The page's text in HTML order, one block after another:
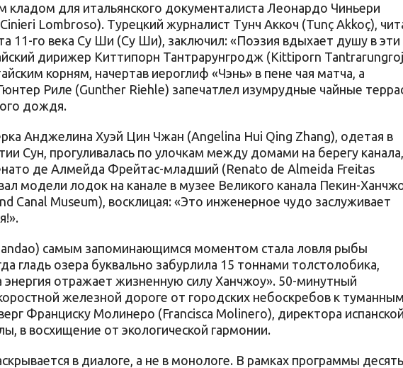
кладом для итальянского документалиста Леонардо Чиньери
Lombroso). Турецкий журналист Тунч Аккоч (Tunç Akkoç),
11-го века Су Ши (Су Ши), заключил: «Поэзия вдыхает душу в эти
дирижер Киттипорн Тантрарунгродж (Kittiporn
корням, начертав иероглиф «Чэнь» в пене чая матча, а
Риле (Gunther Riehle) запечатлел изумрудные чайные
дождя.
Анджелина Хуэй Цин Чжан (Angelina Hui Qing Zhang), одетая в
Сун, прогуливалась по улочкам между домами на берегу канала,
де Алмейда Фрейтас-младший (Renato de Almeida Freitas
модели лодок на канале в музее Великого канала Пекин-
Canal Museum), восклицая: «Это инженерное чудо заслуживает
самым запоминающимся моментом стала ловля рыбы
гладь озера буквально забурлила 15 тоннами толстолобика,
энергия отражает жизненную силу Ханчжоу». 50-минутный
железной дороге от городских небоскребов к
Франциску Молинеро (Francisca Molinero), директора
в восхищение от экологической гармонии.
в диалоге, а не в монологе. В рамках программы десять